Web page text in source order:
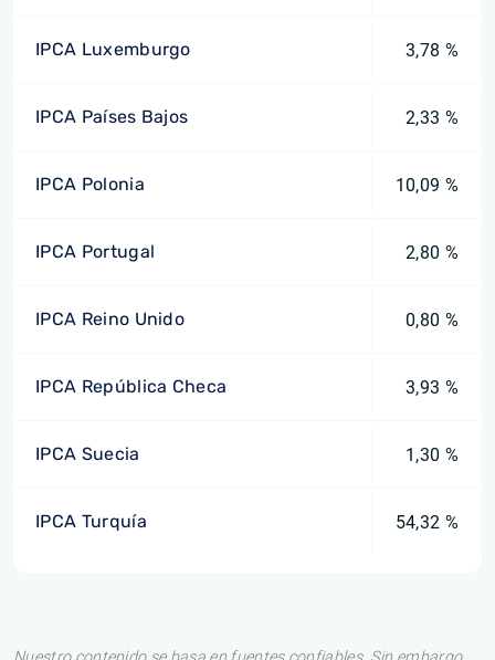
IPCA Luxemburgo 3,78 %
IPCA Países Bajos 2,33 %
IPCA Polonia 10,09 %
IPCA Portugal 2,80 %
IPCA Reino Unido 0,80 %
IPCA República Checa 3,93 %
IPCA Suecia 1,30 %
IPCA Turquía 54,32 %